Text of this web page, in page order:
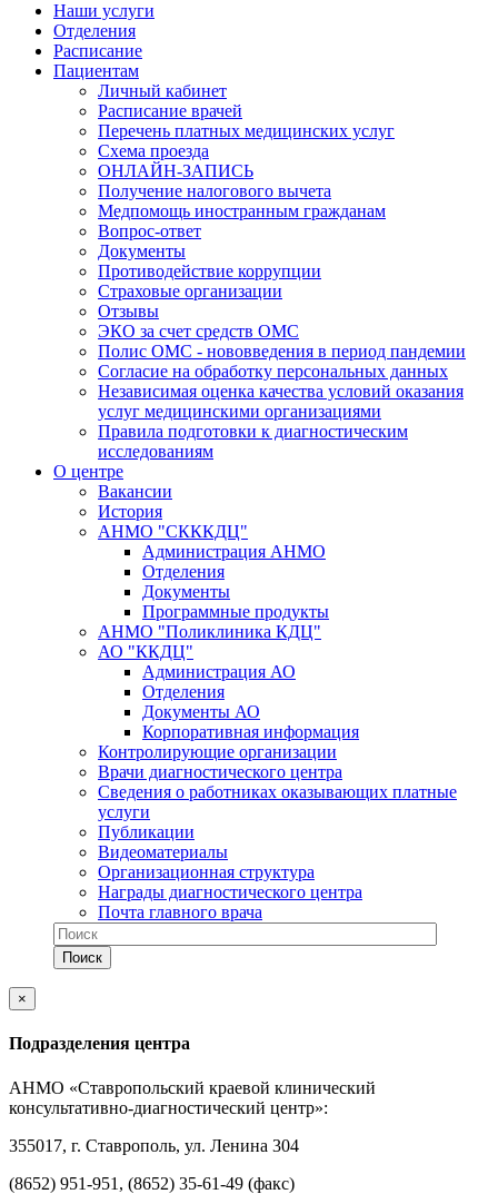
Наши услуги
Отделения
Расписание
Пациентам
Личный кабинет
Расписание врачей
Перечень платных медицинских услуг
Схема проезда
ОНЛАЙН-ЗАПИСЬ
Получение налогового вычета
Медпомощь иностранным гражданам
Вопрос-ответ
Документы
Противодействие коррупции
Страховые организации
Отзывы
ЭКО за счет средств ОМС
Полис ОМС - нововведения в период пандемии
Согласие на обработку персональных данных
Независимая оценка качества условий оказания
услуг медицинскими организациями
Правила подготовки к диагностическим
исследованиям
О центре
Вакансии
История
АНМО "СКККДЦ"
Администрация АНМО
Отделения
Документы
Программные продукты
АНМО "Поликлиника КДЦ"
АО "ККДЦ"
Администрация АО
Отделения
Документы АО
Корпоративная информация
Контролирующие организации
Врачи диагностического центра
Сведения о работниках оказывающих платные
услуги
Публикации
Видеоматериалы
Организационная структура
Награды диагностического центра
Почта главного врача
×
Подразделения центра
АНМО «Ставропольский краевой клинический
консультативно-диагностический центр»:
355017, г. Ставрополь, ул. Ленина 304
(8652) 951-951, (8652) 35-61-49 (факс)